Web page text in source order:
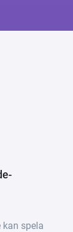
spela